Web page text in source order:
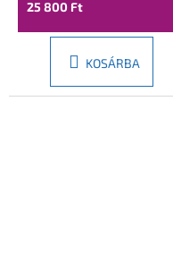
25 800 Ft
KOSÁRBA